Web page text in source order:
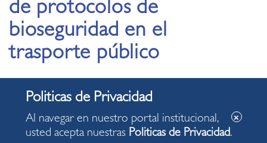
de protocolos de
bioseguridad en el
trasporte público
03.03.2021
La Municipalidad de Miraflores desarrolla acciones varias
como parte del plan integral de lucha contra la pandemia
Al navegar en nuestro portal institucional,
usted acepta nuestras Politicas de Privacidad.